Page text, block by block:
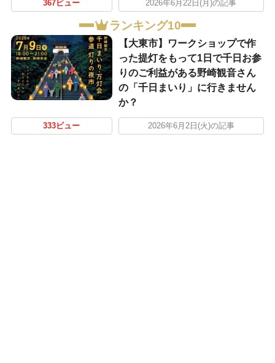
367ビュー 2026年6月22日(月)の記事
ランキング10
【大東市】ワークショップで作
った提灯をもって1日で千日お参
りのご利益がある野崎観音さん
の「千日まいり」に行きません
か？
333ビュー 2026年6月2日(火)の記事